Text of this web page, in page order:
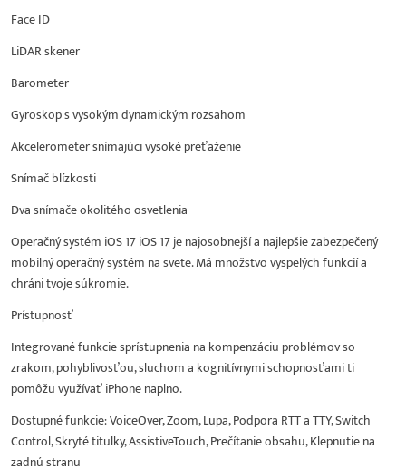
Face ID
LiDAR skener
Barometer
Gyroskop s vysokým dynamickým rozsahom
Akcelerometer snímajúci vysoké preťaženie
Snímač blízkosti
Dva snímače okolitého osvetlenia
Operačný systém iOS 17 iOS 17 je najosobnejší a najlepšie zabezpečený
mobilný operačný systém na svete. Má množstvo vyspelých funkcií a
chráni tvoje súkromie.
Prístupnosť
Integrované funkcie sprístupnenia na kompenzáciu problémov so
zrakom, pohyblivosťou, sluchom a kognitívnymi schopnosťami ti
pomôžu využívať iPhone naplno.
Dostupné funkcie: VoiceOver, Zoom, Lupa, Podpora RTT a TTY, Switch
Control, Skryté titulky, AssistiveTouch, Prečítanie obsahu, Klepnutie na
zadnú stranu